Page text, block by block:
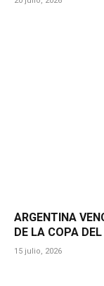
ARGENTINA
DE LA COPA
15 julio, 2026